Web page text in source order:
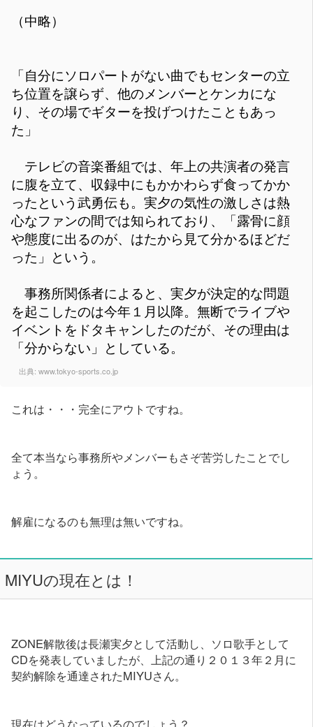
（中略）
「自分にソロパートがない曲でもセンターの立
ち位置を譲らず、他のメンバーとケンカにな
り、その場でギターを投げつけたこともあっ
た」
テレビの音楽番組では、年上の共演者の発言
に腹を立て、収録中にもかかわらず食ってかか
ったという武勇伝も。実夕の気性の激しさは熱
心なファンの間では知られており、「露骨に顔
や態度に出るのが、はたから見て分かるほどだ
った」という。
事務所関係者によると、実夕が決定的な問題
を起こしたのは今年１月以降。無断でライブや
イベントをドタキャンしたのだが、その理由は
「分からない」としている。
出典: www.tokyo-sports.co.jp
これは・・・完全にアウトですね。
全て本当なら事務所やメンバーもさぞ苦労したことでし
ょう。
解雇になるのも無理は無いですね。
MIYUの現在とは！
ZONE解散後は長瀬実夕として活動し、ソロ歌手として
CDを発表していましたが、上記の通り２０１３年２月に
契約解除を通達されたMIYUさん。